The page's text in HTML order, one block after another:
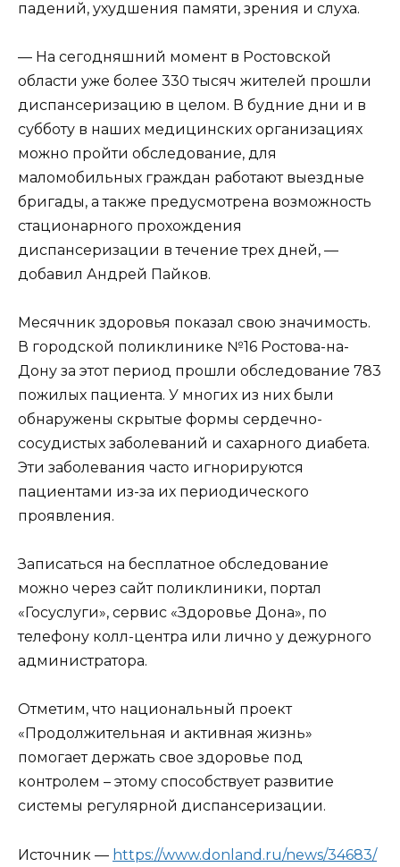
падений, ухудшения памяти, зрения и слуха.
— На сегодняшний момент в Ростовской
области уже более 330 тысяч жителей прошли
диспансеризацию в целом. В будние дни и в
субботу в наших медицинских организациях
можно пройти обследование, для
маломобильных граждан работают выездные
бригады, а также предусмотрена возможность
стационарного прохождения
диспансеризации в течение трех дней, —
добавил Андрей Пайков.
Месячник здоровья показал свою значимость.
В городской поликлинике №16 Ростова-на-
Дону за этот период прошли обследование 783
пожилых пациента. У многих из них были
обнаружены скрытые формы сердечно-
сосудистых заболеваний и сахарного диабета.
Эти заболевания часто игнорируются
пациентами из-за их периодического
проявления.
Записаться на бесплатное обследование
можно через сайт поликлиники, портал
«Госуслуги», сервис «Здоровье Дона», по
телефону колл-центра или лично у дежурного
администратора.
Отметим, что национальный проект
«Продолжительная и активная жизнь»
помогает держать свое здоровье под
контролем – этому способствует развитие
системы регулярной диспансеризации.
Источник — https://www.donland.ru/news/34683/